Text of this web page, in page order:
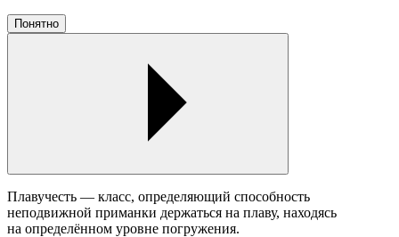
Понятно
Плавучесть — класс, определяющий способность
неподвижной приманки держаться на плаву, находясь
на определённом уровне погружения.